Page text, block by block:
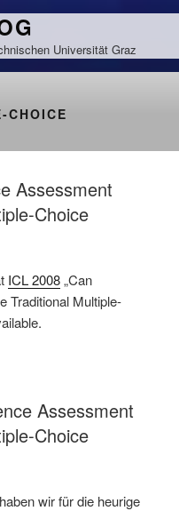
Universität Graz
CHOICE
Assessment
Choice
ICL 2008„Can
Traditional Multiple-
Assessment
Choice
wir für die heurige